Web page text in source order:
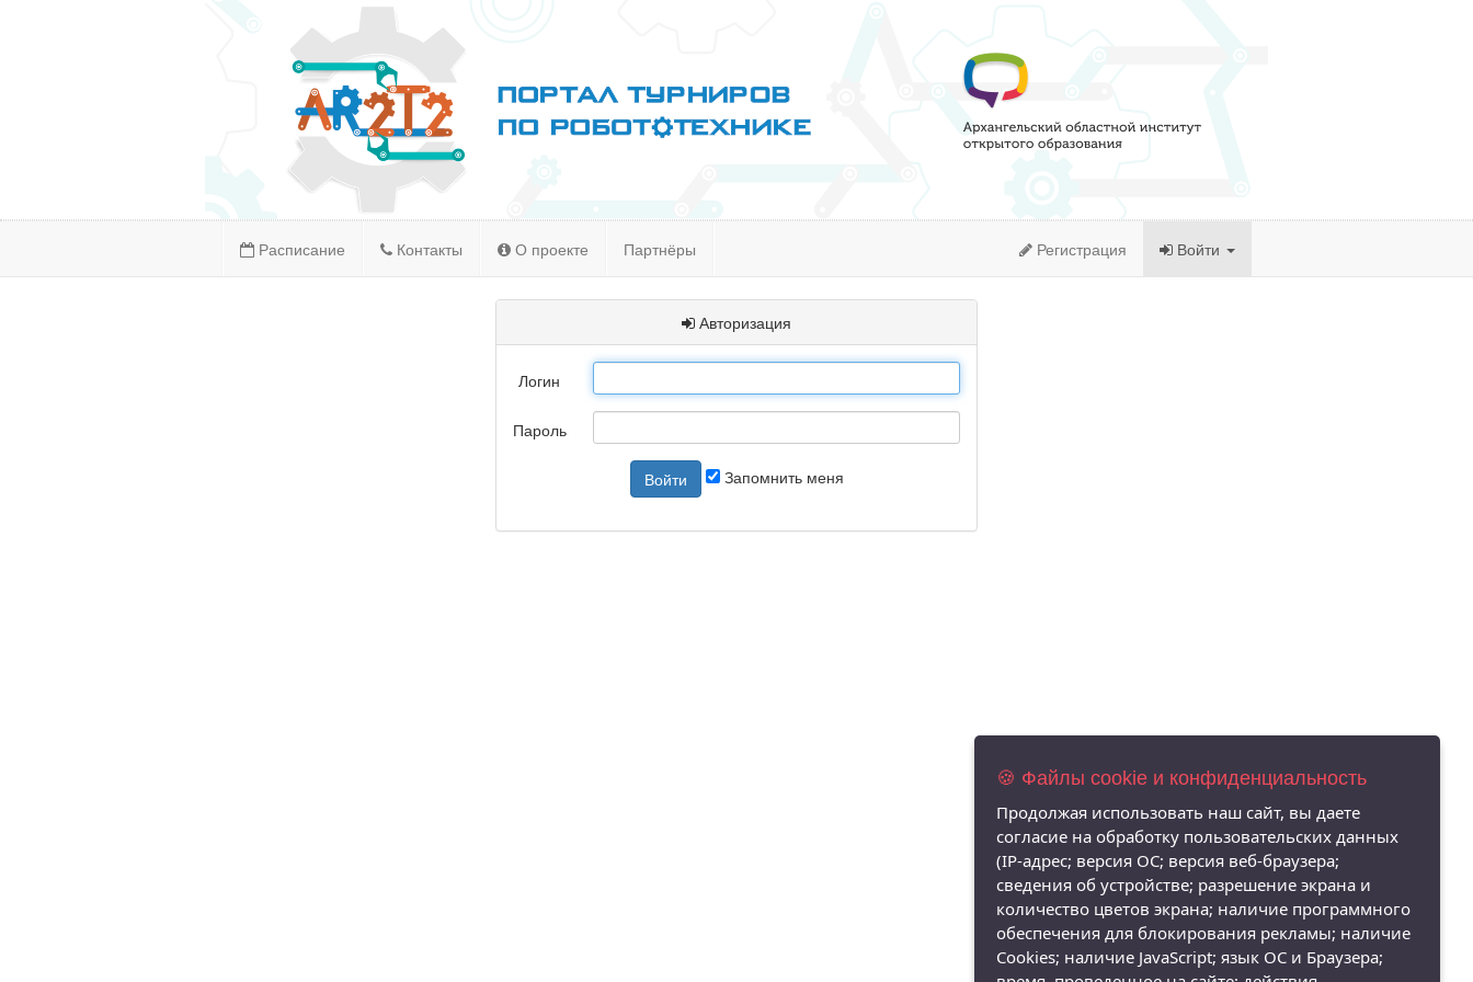
Расписание Контакты О проекте Партнёры Регистрация Войти
Авторизация
Логин
Пароль
Войти Запомнить меня
🍪 Файлы cookie и конфиденциальность
Продолжая использовать наш сайт, вы даете
согласие на обработку пользовательских данных
(IP-адрес; версия ОС; версия веб-браузера;
сведения об устройстве; разрешение экрана и
количество цветов экрана; наличие программного
обеспечения для блокирования рекламы; наличие
Cookies; наличие JavaScript; язык ОС и Браузера;